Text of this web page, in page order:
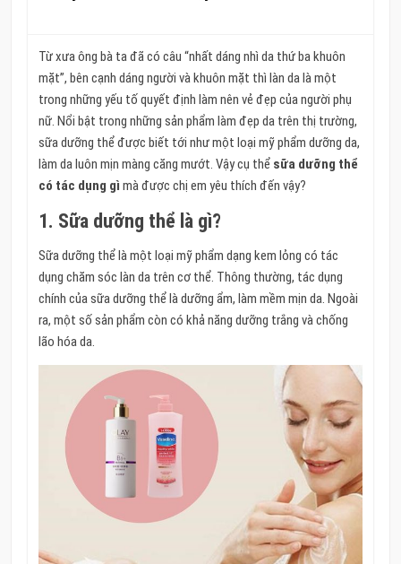
Từ xưa ông bà ta đã có câu “nhất dáng nhì da thứ ba khuôn
mặt”, bên cạnh dáng người và khuôn mặt thì làn da là một
trong những yếu tố quyết định làm nên vẻ đẹp của người phụ
nữ. Nổi bật trong những sản phẩm làm đẹp da trên thị trường,
sữa dưỡng thể được biết tới như một loại mỹ phẩm dưỡng da,
làm da luôn mịn màng căng mướt. Vậy cụ thể sữa dưỡng thể
có tác dụng gì mà được chị em yêu thích đến vậy?
1. Sữa dưỡng thể là gì?
Sữa dưỡng thể là một loại mỹ phẩm dạng kem lỏng có tác
dụng chăm sóc làn da trên cơ thể. Thông thường, tác dụng
chính của sữa dưỡng thể là dưỡng ẩm, làm mềm mịn da. Ngoài
ra, một số sản phẩm còn có khả năng dưỡng trắng và chống
lão hóa da.